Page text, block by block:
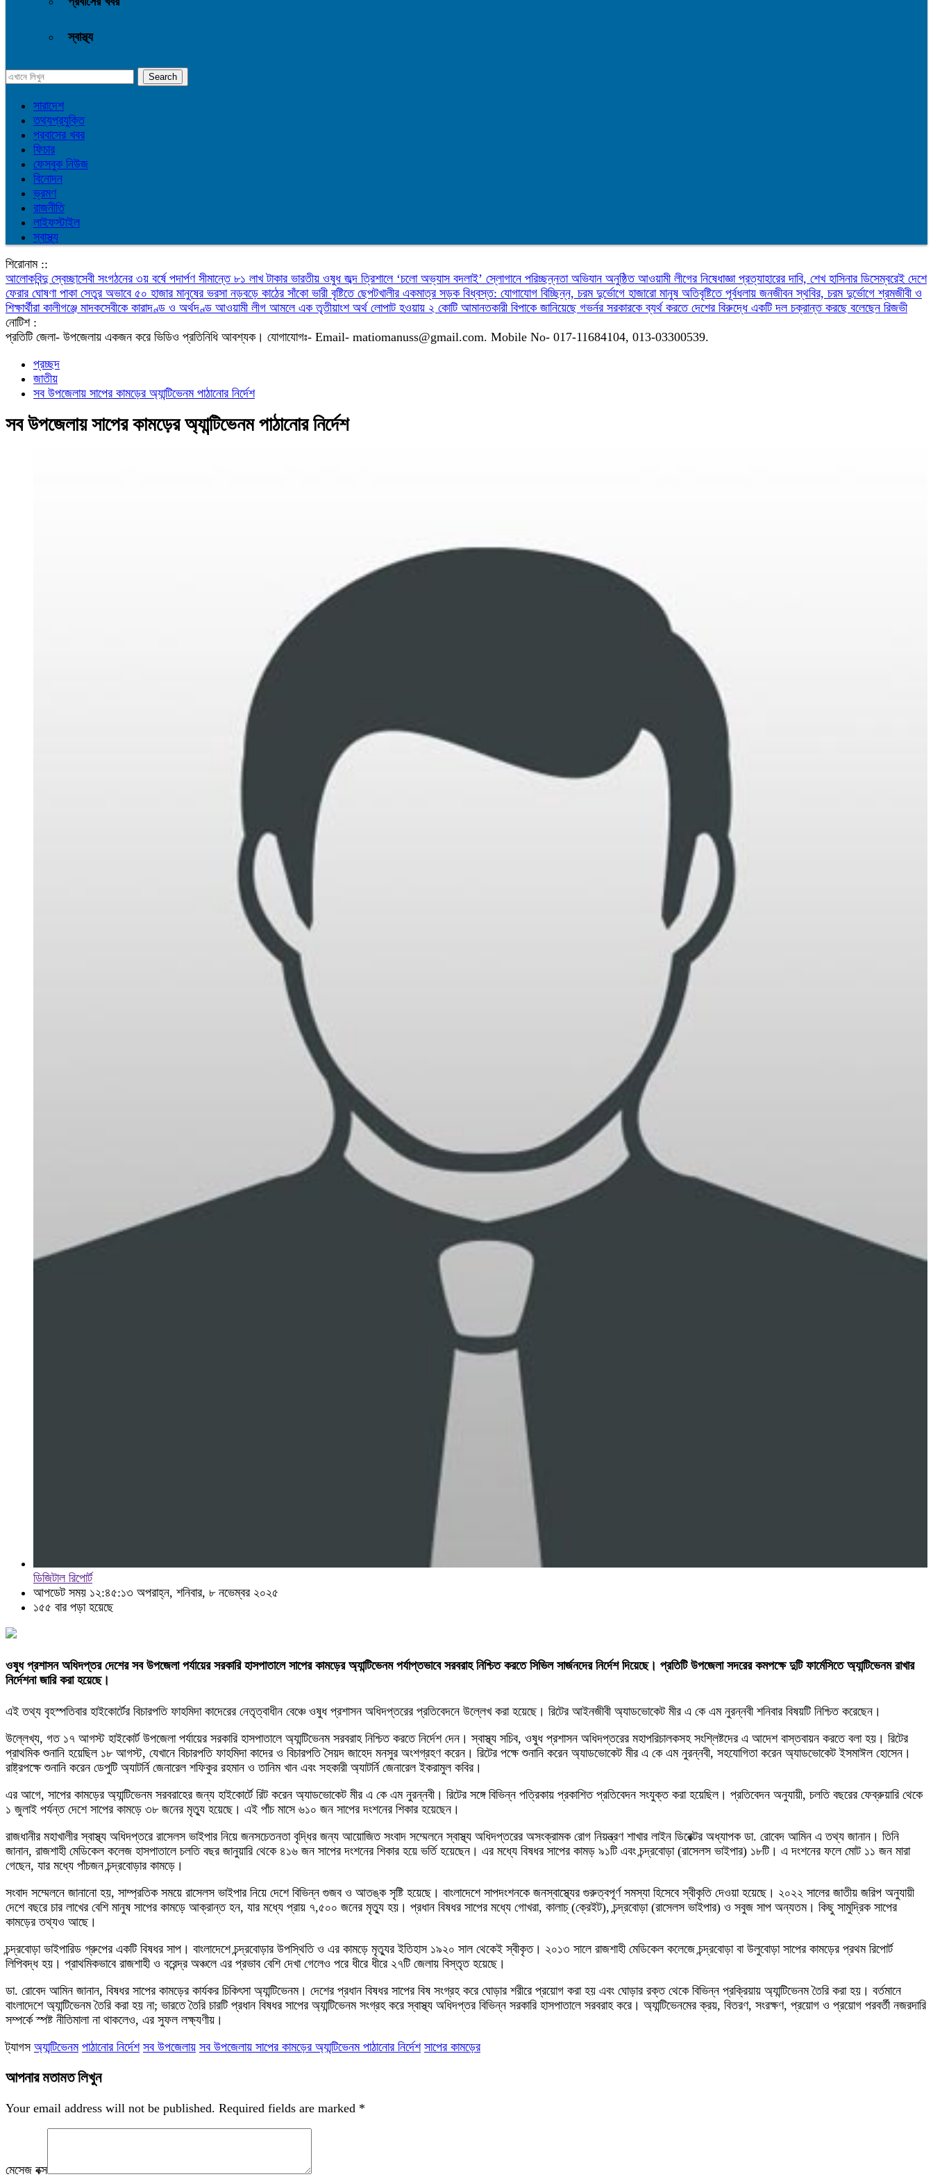
স্বাস্থ্য
সারাদেশ
তথ্যপ্রযুক্তি
প্রবাসের খবর
ফিচার
ফেসবুক নিউজ
বিনোদন
ভ্রমণ
রাজনীতি
লাইফস্টাইল
স্বাস্থ্য
শিরোনাম ::
আলোকবিন্দু স্বেচ্ছাসেবী সংগঠনের ৩য় বর্ষে পদার্পণ সীমান্তে ৮১ লাখ টাকার ভারতীয় ওষুধ জব্দ ‎ত্রিশালে ‘চলো অভ্যাস বদলাই’ স্লোগানে পরিচ্ছন্নতা অভিযান অনুষ্ঠিত আওয়ামী লীগের নিষেধাজ্ঞা প্রত্যাহারের দাবি, শেখ হাসিনার ডিসেম্বরেই দেশে
ফেরার ঘোষণা পাকা সেতুর অভাবে ৫০ হাজার মানুষের ভরসা নড়বড়ে কাঠের সাঁকো ভারী বৃষ্টিতে ছেপটখালীর একমাত্র সড়ক বিধ্বস্ত: যোগাযোগ বিচ্ছিন্ন, চরম দুর্ভোগে হাজারো মানুষ অতিবৃষ্টিতে পূর্বধলায় জনজীবন স্থবির, চরম দুর্ভোগে শ্রমজীবী ও
শিক্ষার্থীরা কালীগঞ্জে মাদকসেবীকে কারাদণ্ড ও অর্থদণ্ড আওয়ামী লীগ আমলে এক তৃতীয়াংশ অর্থ লোপাট হওয়ায় ২ কোটি আমানতকারী বিপাকে জানিয়েছে গভর্নর সরকারকে ব্যর্থ করতে দেশের বিরুদ্ধে একটি দল চক্রান্ত করছে বলেছেন রিজভী
নোটিশ :
প্রতিটি জেলা- উপজেলায় একজন করে ভিডিও প্রতিনিধি আবশ্যক। যোগাযোগঃ- Email- matiomanuss@gmail.com. Mobile No- 017-11684104, 013-03300539.
প্রচ্ছদ
জাতীয়
সব উপজেলায় সাপের কামড়ের অ্যান্টিভেনম পাঠানোর নির্দেশ
সব উপজেলায় সাপের কামড়ের অ্যান্টিভেনম পাঠানোর নির্দেশ
ডিজিটাল রিপোর্ট
আপডেট সময় ১২:৪৫:১৩ অপরাহ্ন, শনিবার, ৮ নভেম্বর ২০২৫
১৫৫ বার পড়া হয়েছে
ওষুধ প্রশাসন অধিদপ্তর দেশের সব উপজেলা পর্যায়ের সরকারি হাসপাতালে সাপের কামড়ের অ্যান্টিভেনম পর্যাপ্তভাবে সরবরাহ নিশ্চিত করতে সিভিল সার্জনদের নির্দেশ দিয়েছে। প্রতিটি উপজেলা সদরের কমপক্ষে দুটি ফার্মেসিতে অ্যান্টিভেনম রাখার
নির্দেশনা জারি করা হয়েছে।
এই তথ্য বৃহস্পতিবার হাইকোর্টের বিচারপতি ফাহমিদা কাদেরের নেতৃত্বাধীন বেঞ্চে ওষুধ প্রশাসন অধিদপ্তরের প্রতিবেদনে উল্লেখ করা হয়েছে। রিটের আইনজীবী অ্যাডভোকেট মীর এ কে এম নুরন্নবী শনিবার বিষয়টি নিশ্চিত করেছেন।
উল্লেখ্য, গত ১৭ আগস্ট হাইকোর্ট উপজেলা পর্যায়ের সরকারি হাসপাতালে অ্যান্টিভেনম সরবরাহ নিশ্চিত করতে নির্দেশ দেন। স্বাস্থ্য সচিব, ওষুধ প্রশাসন অধিদপ্তরের মহাপরিচালকসহ সংশ্লিষ্টদের এ আদেশ বাস্তবায়ন করতে বলা হয়। রিটের
প্রাথমিক শুনানি হয়েছিল ১৮ আগস্ট, যেখানে বিচারপতি ফাহমিদা কাদের ও বিচারপতি সৈয়দ জাহেদ মনসুর অংশগ্রহণ করেন। রিটের পক্ষে শুনানি করেন অ্যাডভোকেট মীর এ কে এম নুরন্নবী, সহযোগিতা করেন অ্যাডভোকেট ইসমাঈল হোসেন।
রাষ্ট্রপক্ষে শুনানি করেন ডেপুটি অ্যাটর্নি জেনারেল শফিকুর রহমান ও তানিম খান এবং সহকারী অ্যাটর্নি জেনারেল ইকরামুল কবির।
এর আগে, সাপের কামড়ের অ্যান্টিভেনম সরবরাহের জন্য হাইকোর্টে রিট করেন অ্যাডভোকেট মীর এ কে এম নুরন্নবী। রিটের সঙ্গে বিভিন্ন পত্রিকায় প্রকাশিত প্রতিবেদন সংযুক্ত করা হয়েছিল। প্রতিবেদন অনুযায়ী, চলতি বছরের ফেব্রুয়ারি থেকে
১ জুলাই পর্যন্ত দেশে সাপের কামড়ে ৩৮ জনের মৃত্যু হয়েছে। এই পাঁচ মাসে ৬১০ জন সাপের দংশনের শিকার হয়েছেন।
রাজধানীর মহাখালীর স্বাস্থ্য অধিদপ্তরে রাসেলস ভাইপার নিয়ে জনসচেতনতা বৃদ্ধির জন্য আয়োজিত সংবাদ সম্মেলনে স্বাস্থ্য অধিদপ্তরের অসংক্রামক রোগ নিয়ন্ত্রণ শাখার লাইন ডিরেক্টর অধ্যাপক ডা. রোবেদ আমিন এ তথ্য জানান। তিনি
জানান, রাজশাহী মেডিকেল কলেজ হাসপাতালে চলতি বছর জানুয়ারি থেকে ৪১৬ জন সাপের দংশনের শিকার হয়ে ভর্তি হয়েছেন। এর মধ্যে বিষধর সাপের কামড় ৯১টি এবং চন্দ্রবোড়া (রাসেলস ভাইপার) ১৮টি। এ দংশনের ফলে মোট ১১ জন মারা
গেছেন, যার মধ্যে পাঁচজন চন্দ্রবোড়ার কামড়ে।
সংবাদ সম্মেলনে জানানো হয়, সাম্প্রতিক সময়ে রাসেলস ভাইপার নিয়ে দেশে বিভিন্ন গুজব ও আতঙ্ক সৃষ্টি হয়েছে। বাংলাদেশে সাপদংশনকে জনস্বাস্থ্যের গুরুত্বপূর্ণ সমস্যা হিসেবে স্বীকৃতি দেওয়া হয়েছে। ২০২২ সালের জাতীয় জরিপ অনুযায়ী
দেশে বছরে চার লাখের বেশি মানুষ সাপের কামড়ে আক্রান্ত হন, যার মধ্যে প্রায় ৭,৫০০ জনের মৃত্যু হয়। প্রধান বিষধর সাপের মধ্যে গোখরা, কালাচ্ (ক্রেইট), চন্দ্রবোড়া (রাসেলস ভাইপার) ও সবুজ সাপ অন্যতম। কিছু সামুদ্রিক সাপের
কামড়ের তথ্যও আছে।
চন্দ্রবোড়া ভাইপারিড গ্রুপের একটি বিষধর সাপ। বাংলাদেশে চন্দ্রবোড়ার উপস্থিতি ও এর কামড়ে মৃত্যুর ইতিহাস ১৯২০ সাল থেকেই স্বীকৃত। ২০১৩ সালে রাজশাহী মেডিকেল কলেজে চন্দ্রবোড়া বা উলুবোড়া সাপের কামড়ের প্রথম রিপোর্ট
লিপিবদ্ধ হয়। প্রাথমিকভাবে রাজশাহী ও বরেন্দ্র অঞ্চলে এর প্রভাব বেশি দেখা গেলেও পরে ধীরে ধীরে ২৭টি জেলায় বিস্তৃত হয়েছে।
ডা. রোবেদ আমিন জানান, বিষধর সাপের কামড়ের কার্যকর চিকিৎসা অ্যান্টিভেনম। দেশের প্রধান বিষধর সাপের বিষ সংগ্রহ করে ঘোড়ার শরীরে প্রয়োগ করা হয় এবং ঘোড়ার রক্ত থেকে বিভিন্ন প্রক্রিয়ায় অ্যান্টিভেনম তৈরি করা হয়। বর্তমানে
বাংলাদেশে অ্যান্টিভেনম তৈরি করা হয় না; ভারতে তৈরি চারটি প্রধান বিষধর সাপের অ্যান্টিভেনম সংগ্রহ করে স্বাস্থ্য অধিদপ্তর বিভিন্ন সরকারি হাসপাতালে সরবরাহ করে। অ্যান্টিভেনমের ক্রয়, বিতরণ, সংরক্ষণ, প্রয়োগ ও প্রয়োগ পরবর্তী নজরদারি
সম্পর্কে স্পষ্ট নীতিমালা না থাকলেও, এর সুফল লক্ষ্যণীয়।
ট্যাগস অ্যান্টিভেনম পাঠানোর নির্দেশ সব উপজেলায় সব উপজেলায় সাপের কামড়ের অ্যান্টিভেনম পাঠানোর নির্দেশ সাপের কামড়ের
আপনার মতামত লিখুন
Your email address will not be published. Required fields are marked *
মেসেজ বক্স